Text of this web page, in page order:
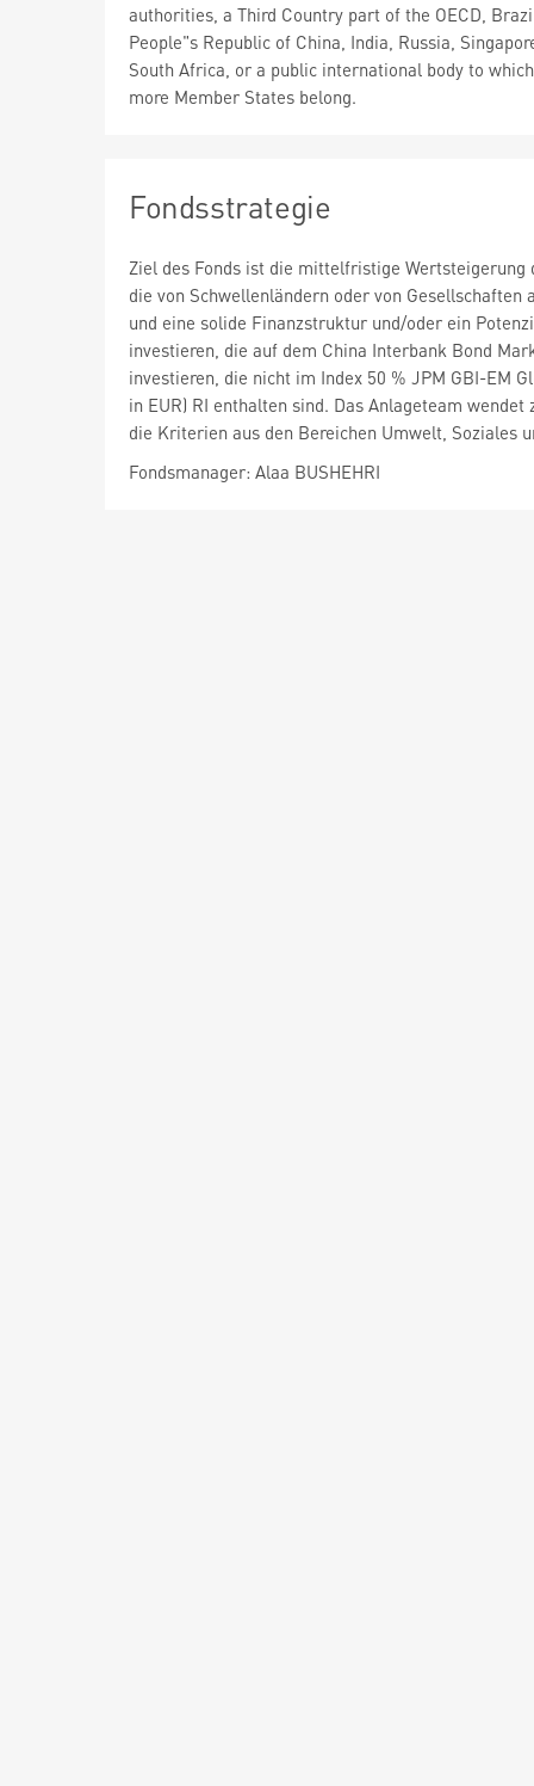
authorities, a Third Country part of the OECD,
People"s Republic of China, India, Russia,
South Africa, or a public international body to
more Member States belong.
Fondsstrategie
Ziel des Fonds ist die mittelfristige Wertsteigerung
die von Schwellenländern oder von
und eine solide Finanzstruktur und/oder ein
investieren, die auf dem China Interbank Bond
investieren, die nicht im Index 50 % JPM GBI-EM
in EUR) RI enthalten sind. Das Anlageteam
die Kriterien aus den Bereichen Umwelt, Soziales
Fondsmanager: Alaa BUSHEHRI